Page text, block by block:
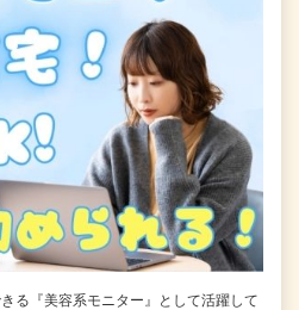
る『美容系モニター』として活躍して